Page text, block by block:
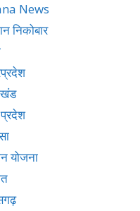
News
निकोबार
प्रदेश
योजना